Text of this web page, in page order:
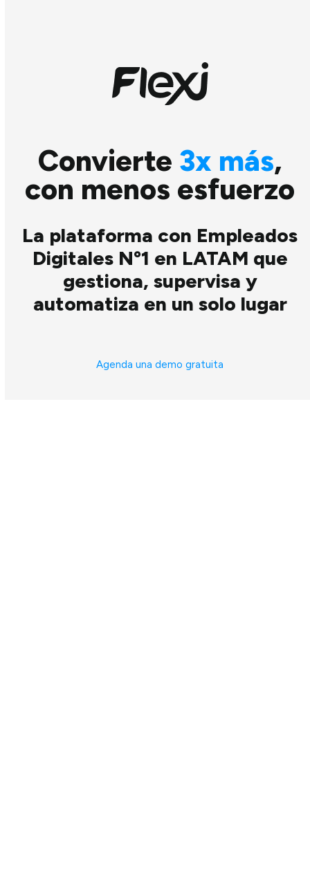
Convierte 3x más,
con menos esfuerzo
La plataforma con Empleados
Digitales Nº1 en LATAM que
gestiona, supervisa y
automatiza en un solo lugar
Agenda una demo gratuita